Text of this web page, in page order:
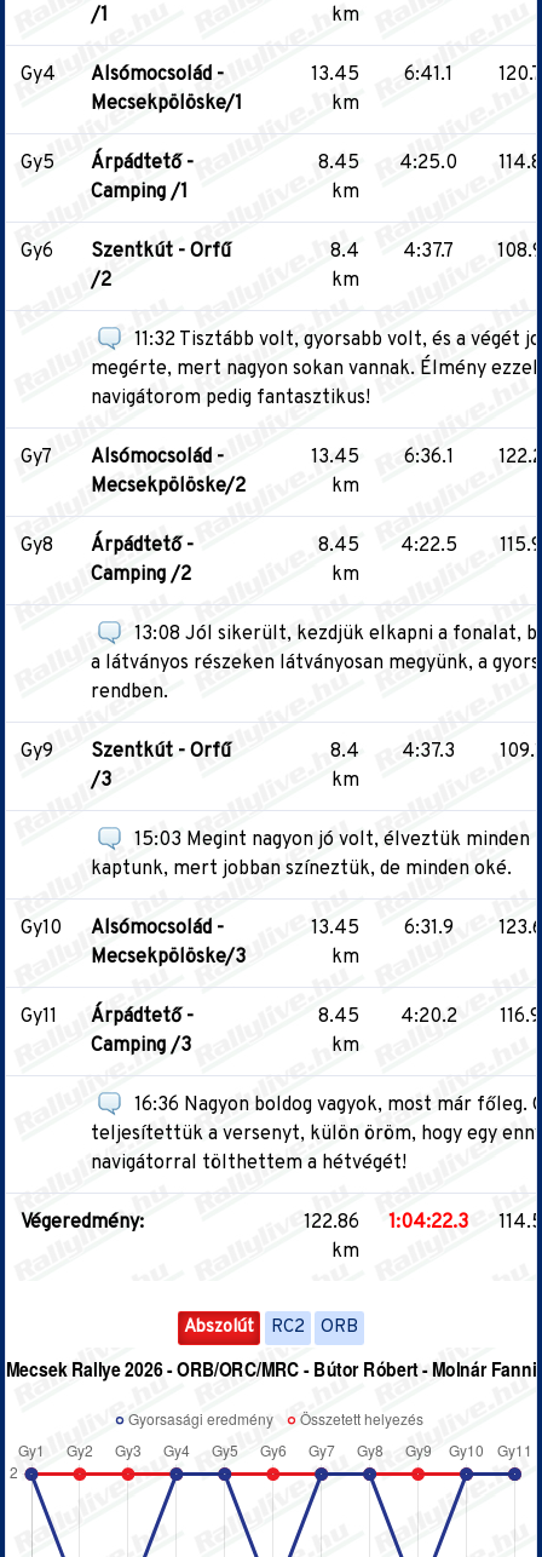
/1
km
Gy4
Alsómocsolád -
Mecsekpölöske/1
13.45
km
6:41.1 120.7
Gy5
Árpádtető -
Camping /1
8.45
km
4:25.0 114.8
Gy6
Szentkút - Orfű
/2
8.4
km
4:37.7 108.9
11:32 Tisztább volt, gyorsabb volt, és a végét
megérte, mert nagyon sokan vannak. Élmény
navigátorom pedig fantasztikus!
Gy7
Alsómocsolád -
Mecsekpölöske/2
13.45
km
6:36.1 122.2
Gy8
Árpádtető -
Camping /2
8.45
km
4:22.5 115.9
13:08 Jól sikerült, kezdjük elkapni a fonalat,
a látványos részeken látványosan megyünk, a
rendben.
Gy9
Szentkút - Orfű
/3
8.4
km
4:37.3 109.1
15:03 Megint nagyon jó volt, élveztük
kaptunk, mert jobban színeztük, de minden oké.
Gy10
Alsómocsolád -
Mecsekpölöske/3
13.45
km
6:31.9 123.6
Gy11
Árpádtető -
Camping /3
8.45
km
4:20.2 116.9
16:36 Nagyon boldog vagyok, most már főleg.
teljesítettük a versenyt, külön öröm, hogy egy
navigátorral tölthettem a hétvégét!
Végeredmény:
122.86
km
1:04:22.3 114.5
Abszolút RC2 ORB